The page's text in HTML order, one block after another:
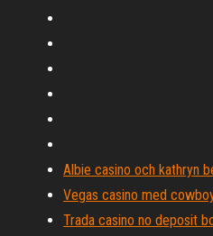
Albie casino och kathryn
Vegas casino med
Trada casino no deposit